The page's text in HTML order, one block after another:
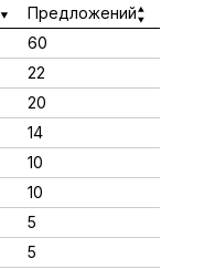
Предложений
60
22
20
14
10
10
5
5